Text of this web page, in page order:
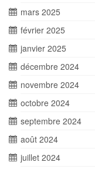
mars 2025
février 2025
janvier 2025
décembre 2024
novembre 2024
octobre 2024
septembre 2024
août 2024
juillet 2024